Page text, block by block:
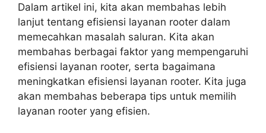
Dalam artikel ini, kita akan membahas lebih
lanjut tentang efisiensi layanan rooter dalam
memecahkan masalah saluran. Kita akan
membahas berbagai faktor yang mempengaruhi
efisiensi layanan rooter, serta bagaimana
meningkatkan efisiensi layanan rooter. Kita juga
akan membahas beberapa tips untuk memilih
layanan rooter yang efisien.